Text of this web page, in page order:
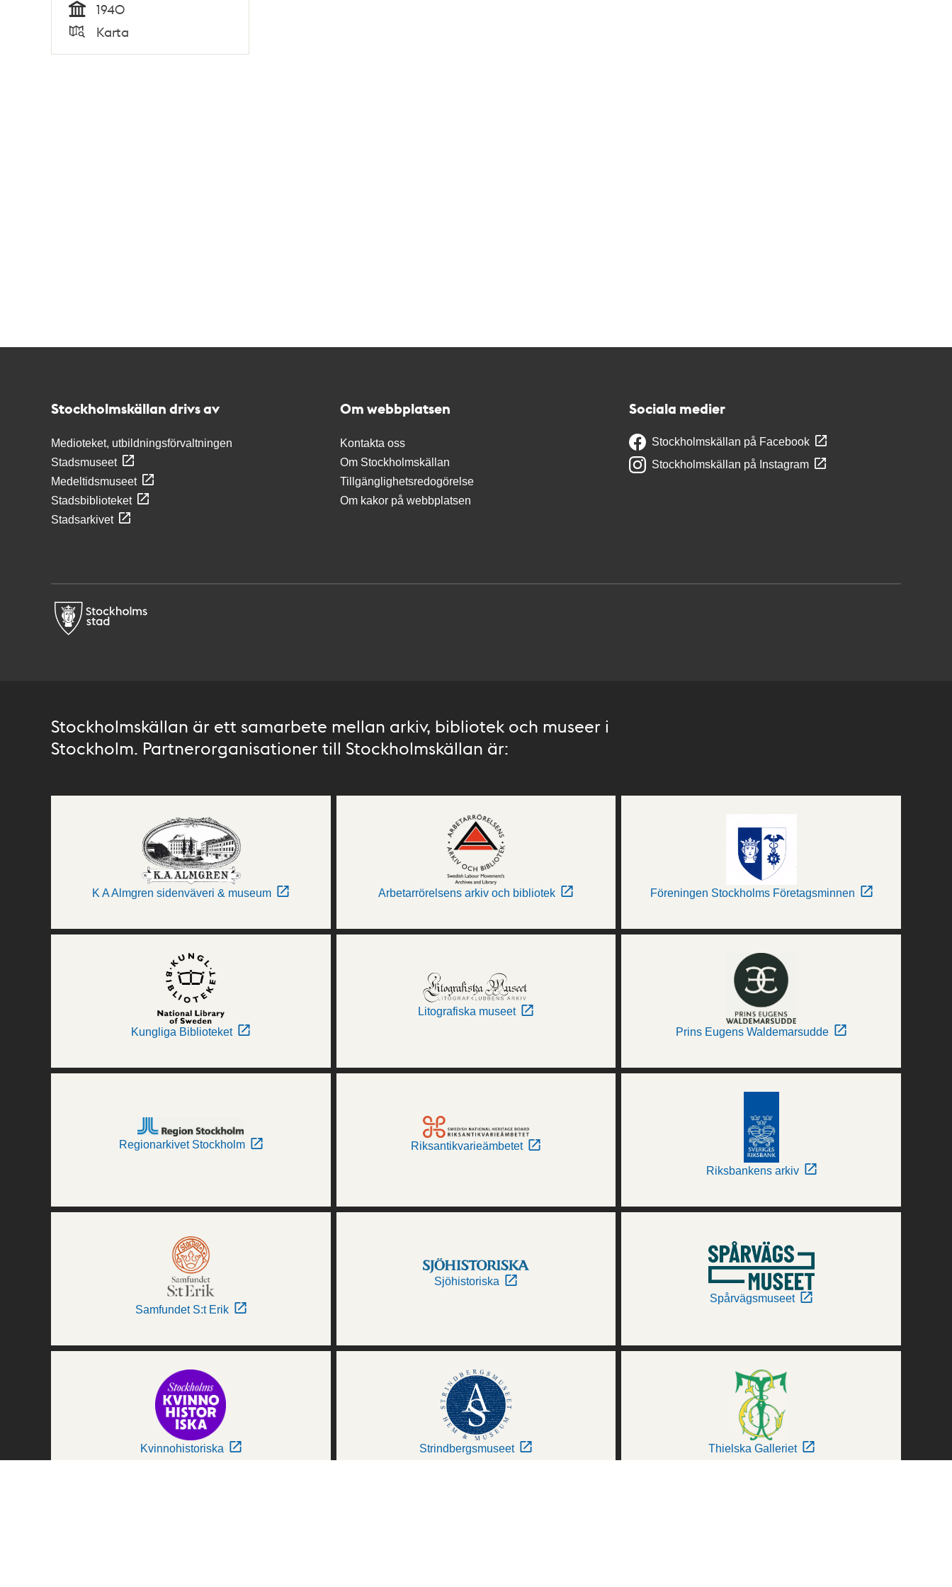
Tid
1940
Typ
Karta
Stockholmskällan drivs av
Medioteket, utbildningsförvaltningen
Stadsmuseet
Medeltidsmuseet
Stadsbiblioteket
Stadsarkivet
Om webbplatsen
Kontakta oss
Om Stockholmskällan
Tillgänglighetsredogörelse
Om kakor på webbplatsen
Sociala medier
Stockholmskällan på Facebook
Stockholmskällan på Instagram
Stockholmskällan är ett samarbete mellan arkiv, bibliotek och museer i
Stockholm. Partnerorganisationer till Stockholmskällan är:
K A Almgren sidenväveri & museum Arbetarrörelsens arkiv och bibliotek Föreningen Stockholms Företagsminnen
Kungliga Biblioteket
Litografiska museet
Prins Eugens Waldemarsudde
Regionarkivet Stockholm Riksantikvarieämbetet
Riksbankens arkiv
Samfundet S:t Erik
Sjöhistoriska
Spårvägsmuseet
Kvinnohistoriska Strindbergsmuseet Thielska Galleriet